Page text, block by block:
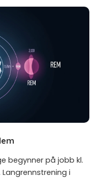
begynner på jobb kl.
Langrennstrening i